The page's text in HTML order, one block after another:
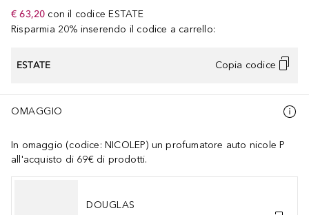
€ 63,20 con il codice ESTATE
Risparmia 20% inserendo il codice a carrello:
ESTATE Copia codice
OMAGGIO
In omaggio (codice: NICOLEP) un profumatore auto nicole P
all'acquisto di 69€ di prodotti.
DOUGLAS